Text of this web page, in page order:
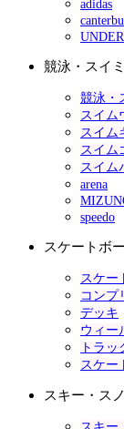
adidas
競泳・スイ
競泳・
スイム
スイム
スイム
スイム
arena
speedo
スケートボ
スケー
コンプ
デッキ
ウィー
トラッ
スケー
スキー・ス